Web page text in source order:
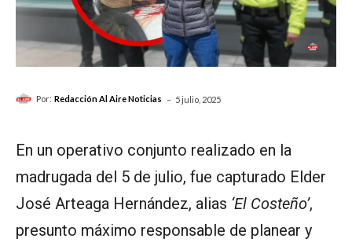
Por: Redacción Al Aire Noticias - 5 julio, 2025
En un operativo conjunto realizado en la
madrugada del 5 de julio, fue capturado Elder
José Arteaga Hernández, alias ‘El Costeño’,
presunto máximo responsable de planear y